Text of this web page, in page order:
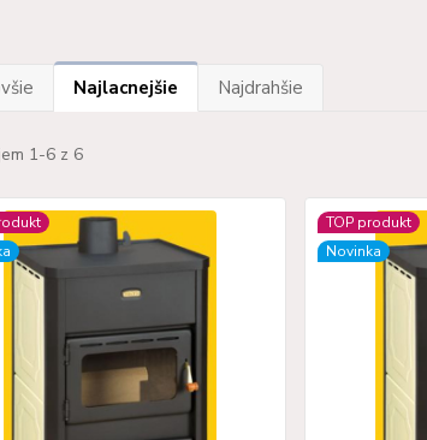
Najlacnejšie Najdrahšie
1-6 z 6
TOP produkt
Novinka